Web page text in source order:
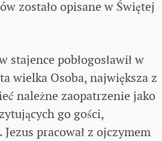
zostało opisane w Świętej
pobłogosławił w
wielka Osoba, największa z
należne zaopatrzenie jako
go gości,
pracował z ojczymem